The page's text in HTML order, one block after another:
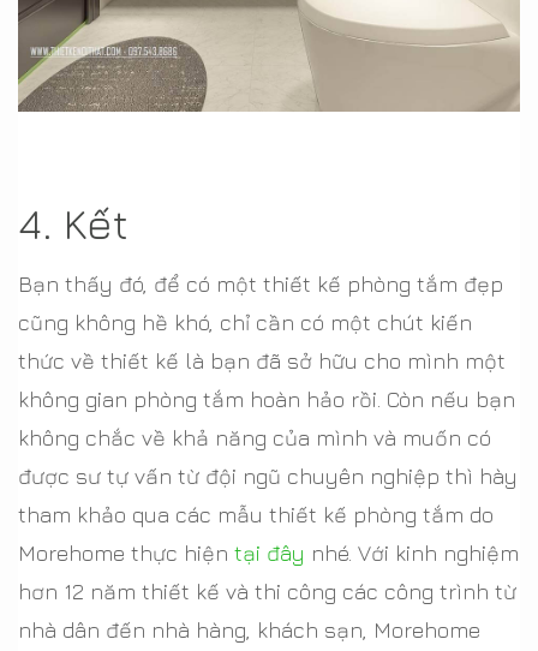
4. Kết
Bạn thấy đó, để có một thiết kế phòng tắm đẹp
cũng không hề khó, chỉ cần có một chút kiến
thức về thiết kế là bạn đã sở hữu cho mình một
không gian phòng tắm hoàn hảo rồi. Còn nếu bạn
không chắc về khả năng của mình và muốn có
được sư tự vấn từ đội ngũ chuyên nghiệp thì hày
tham khảo qua các mẫu thiết kế phòng tắm do
Morehome thực hiện tại đây nhé. Với kinh nghiệm
hơn 12 năm thiết kế và thi công các công trình từ
nhà dân đến nhà hàng, khách sạn, Morehome